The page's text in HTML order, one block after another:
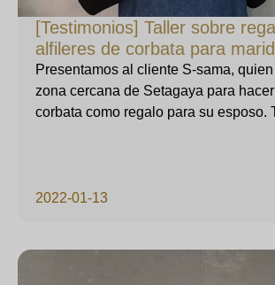
[Testimonios] Taller sobre
alfileres de corbata para
2022-01-13
Presentamos al cliente S-sama,
zona cercana de Setagaya para
corbata como regalo para su esposo.